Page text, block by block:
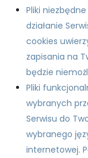
Pliki
działanie
cookies
zapisania na
będzie
Pliki
wybranych
Serwisu do
wybranego
internetowej.